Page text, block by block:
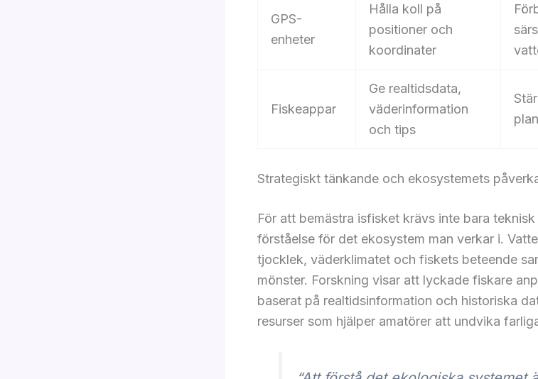
GPS-
enheter
Hålla koll på
positioner och
koordinater
Fiskeappar
Ge realtidsdata,
väderinformation
och tips
Strategiskt tänkande och ekosystemets
För att bemästra isfisket krävs inte bara
förståelse för det ekosystem man verkar i.
tjocklek, väderklimatet och fiskets beteende
mönster. Forskning visar att lyckade fiskare
baserat på realtidsinformation och historiska
resurser som hjälper amatörer att undvika